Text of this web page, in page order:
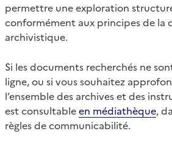
permettre une exploration
conformément aux principes de la
archivistique.
Si les documents recherchés ne
ligne, ou si vous souhaitez
l’ensemble des archives et des
est consultableen médiathèque,
règles de communicabilité.